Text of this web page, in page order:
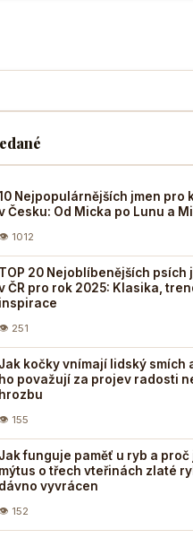
Nejpopulárnějších jmen pro
Česku: Od Micka po Lunu a
1012
TOP 20 Nejoblíbenějších psích
ČR pro rok 2025: Klasika,
inspirace
251
Jak kočky vnímají lidský smích
ho považují za projev radosti
hrozbu
155
Jak funguje paměť u ryb a proč
mýtus o třech vteřinách zlaté
dávno vyvrácen
152